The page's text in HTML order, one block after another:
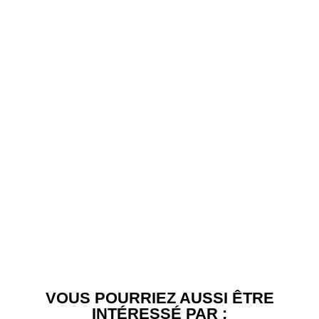
VOUS POURRIEZ AUSSI ÊTRE
INTÉRESSÉ PAR :